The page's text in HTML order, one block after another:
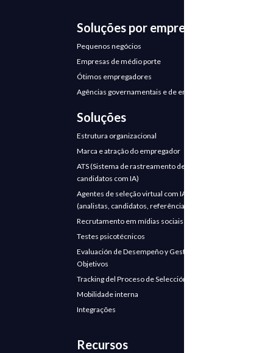
Soluções por empresa
Pequenos negócios
Empresas de médio porte
Ótimos empregadores
Agências governamentais e de emprego
Soluções
Estrutura organizacional
Marca e atração do empregador
ATS (Sistema de rastreamento de
candidatos com IA)
Agentes de seleção virtual com IA
(analistas, candidatos, referências)
Recrutamento em mídias sociais
Testes psicotécnicos
Evaluación de Desempeño y Gestión de
Objetivos
Tracking del Proceso de Selección
Mobilidade interna
Integrações
Recursos